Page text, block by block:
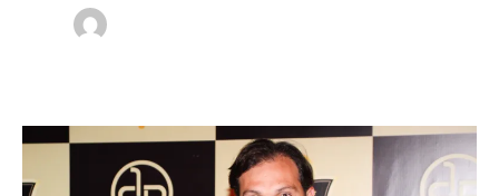
Paranaíba